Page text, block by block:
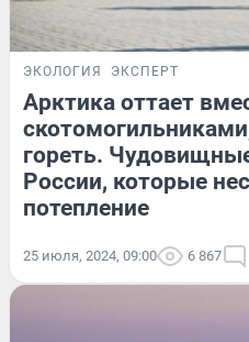
ЭКОЛОГИЯ ЭКСПЕРТ
Арктика оттает
гореть.
России, которые
потепление
25 июля, 2024, 09:00 6 867